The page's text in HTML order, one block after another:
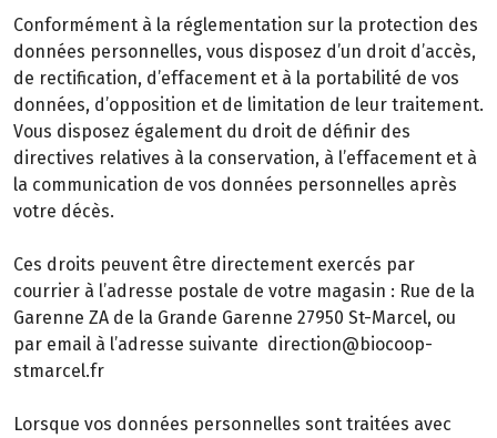
Conformément à la réglementation sur la protection des
données personnelles, vous disposez d’un droit d’accès,
de rectification, d’effacement et à la portabilité de vos
données, d’opposition et de limitation de leur traitement.
Vous disposez également du droit de définir des
directives relatives à la conservation, à l’effacement et à
la communication de vos données personnelles après
votre décès.
Ces droits peuvent être directement exercés par
courrier à l’adresse postale de votre magasin : Rue de la
Garenne ZA de la Grande Garenne 27950 St-Marcel, ou
par email à l’adresse suivante direction@biocoop-
stmarcel.fr
Lorsque vos données personnelles sont traitées avec